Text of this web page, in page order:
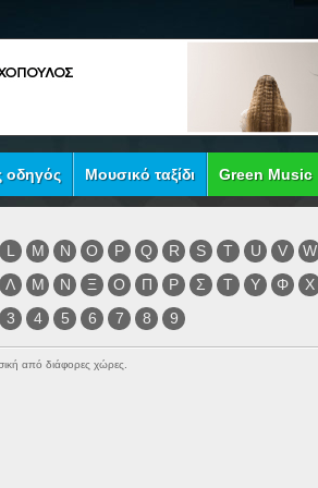
οδηγός Μουσικό ταξίδι Green Music
L M N O P Q R S T U V W
Λ Μ Ν Ξ Ο Π Ρ Σ Τ Υ Φ Χ
3 4 5 6 7 8 9
από διάφορες χώρες.